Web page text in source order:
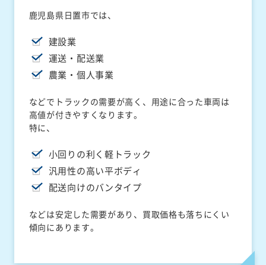
鹿児島県日置市では、
建設業
運送・配送業
農業・個人事業
などでトラックの需要が高く、用途に合った車両は
高値が付きやすくなります。
特に、
小回りの利く軽トラック
汎用性の高い平ボディ
配送向けのバンタイプ
などは安定した需要があり、買取価格も落ちにくい
傾向にあります。